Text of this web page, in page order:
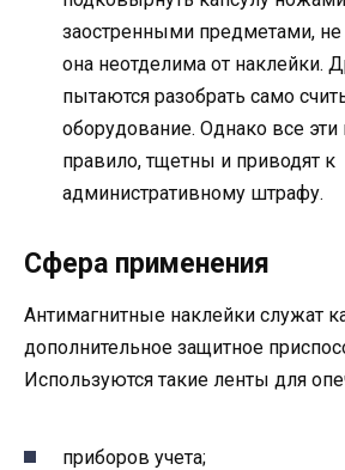
заостренными предметами, не
она неотделима от наклейки.
пытаются разобрать само
оборудование. Однако все эти
правило, тщетны и приводят к
административному штрафу.
Сфера применения
Антимагнитные наклейки служат
дополнительное защитное
Используются такие ленты для
приборов учета;